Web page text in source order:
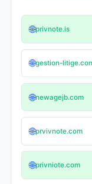
SMS Gratuit
🌐privnote.is
🌐gestion-
🌐newagejb.com
🌐prvivnote.com
🌐privniote.com